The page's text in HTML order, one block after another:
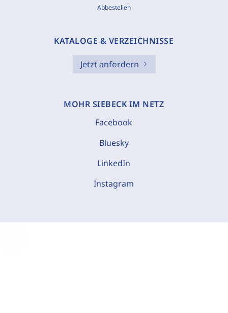
Abbestellen
KATALOGE & VERZEICHNISSE
Jetzt anfordern
MOHR SIEBECK IM NETZ
Facebook
Bluesky
LinkedIn
Instagram